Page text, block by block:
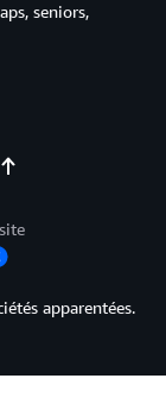
seniors,
apparentées.